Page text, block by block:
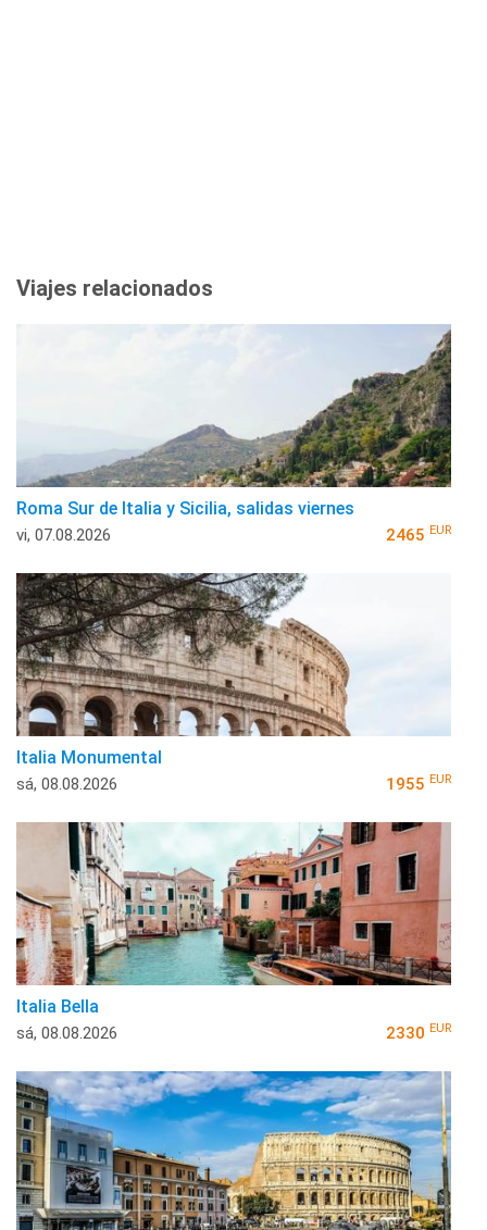
Viajes relacionados
Roma Sur de Italia y Sicilia, salidas viernes
vi, 07.08.2026 2465 EUR
Italia Monumental
sá, 08.08.2026 1955 EUR
Italia Bella
sá, 08.08.2026 2330 EUR